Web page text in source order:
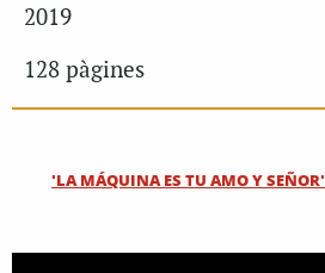
2019
128 pàgines
'LA MÁQUINA ES TU AMO Y SEÑOR'